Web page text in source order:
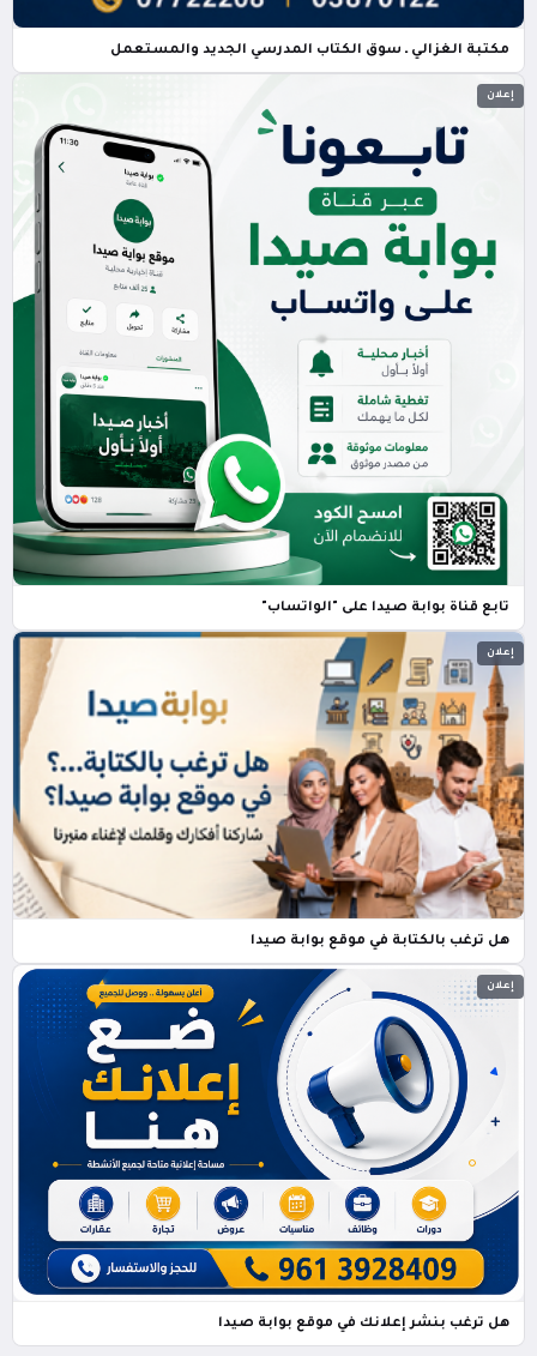
مكتبة الغزالي ـ سوق الكتاب المدرسي الجديد والمستعمل
إعلان
تابع قناة بوابة صيدا على "الواتساب"
إعلان
هل ترغب بالكتابة في موقع بوابة صيدا
إعلان
هل ترغب بنشر إعلانك في موقع بوابة صيدا